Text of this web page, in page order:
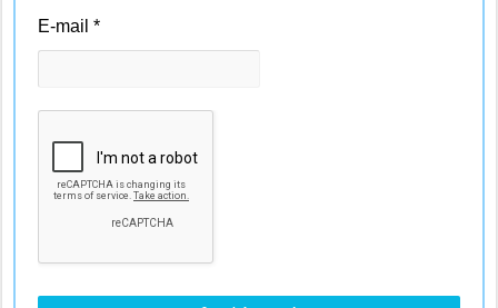
E-mail*